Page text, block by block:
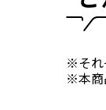
※それ
※本商